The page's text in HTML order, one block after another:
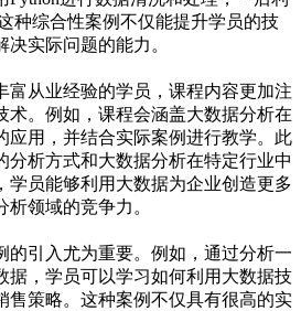
种综合性案例不仅能提升学员的技
实际问题的能力。
富从业经验的学员，课程内容更加注
术。例如，课程会涵盖大数据分析在
应用，并结合实际案例进行教学。此
分析方式和大数据分析在特定行业中
学员能够利用大数据为企业创造更多
领域的竞争力。
的引入尤为重要。例如，通过分析一
据，学员可以学习如何利用大数据技
售策略。这种案例不仅具有很高的实